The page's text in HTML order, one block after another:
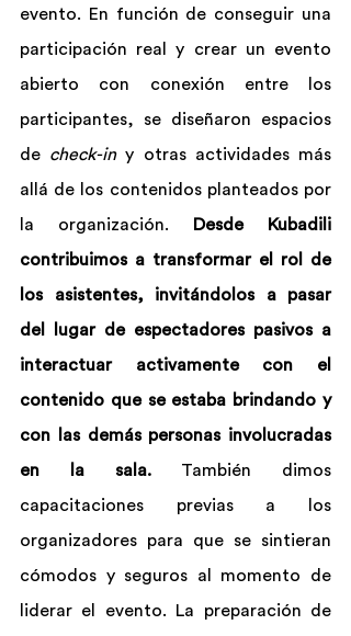
evento. En función de conseguir una
participación real y crear un evento
abierto con conexión entre los
participantes, se diseñaron espacios
de check-in y otras actividades más
allá de los contenidos planteados por
la organización.
Desde Kubadili
contribuimos a transformar el rol de
los asistentes, invitándolos a pasar
del lugar de espectadores pasivos a
interactuar activamente con el
contenido que se estaba brindando y
con las demás personas involucradas
en la sala. También dimos
capacitaciones previas a los
organizadores para que se sintieran
cómodos y seguros al momento de
liderar el evento. La preparación de